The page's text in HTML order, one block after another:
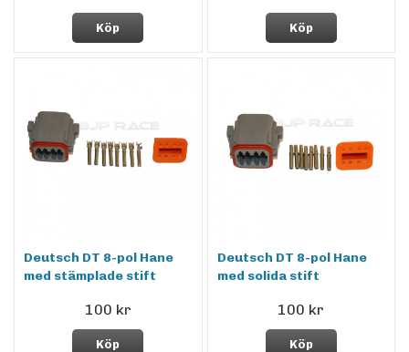
Köp Köp
Deutsch DT 8-pol Hane
med stämplade stift
100 kr
Köp
Deutsch DT 8-pol Hane
med solida stift
100 kr
Köp